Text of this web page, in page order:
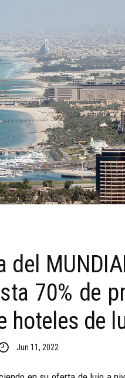
del
70% de
hoteles de
Jun 11, 2022